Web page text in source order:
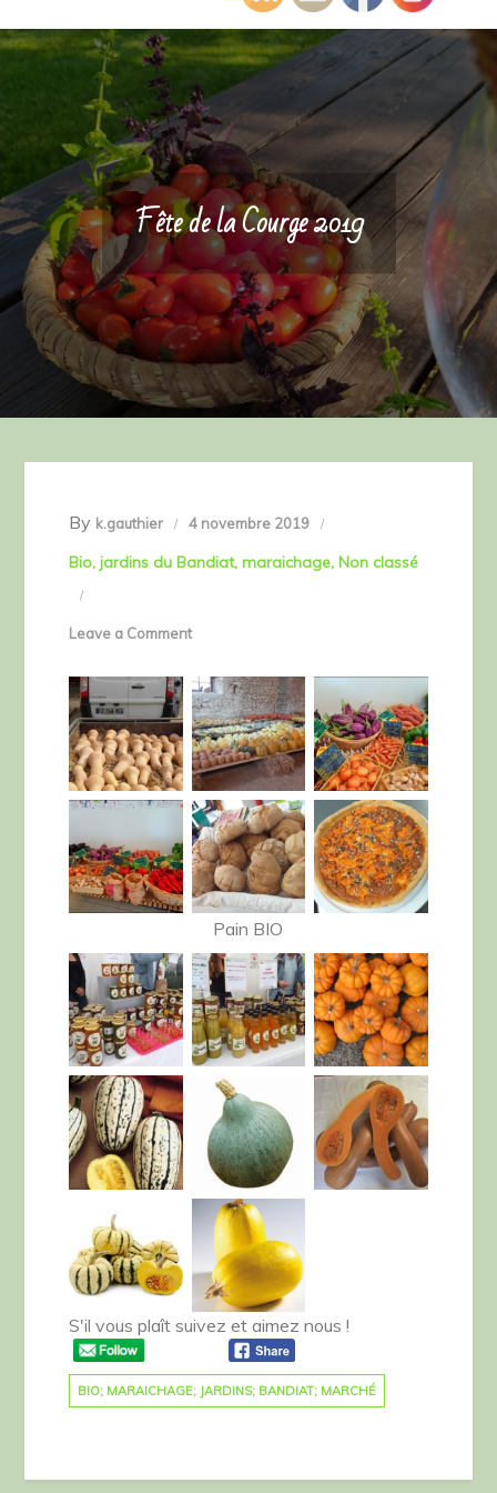
Fête de la Courge 2019
By k.gauthier 4 novembre 2019
Bio jardins du Bandiat maraichage Non classé
Leave a Commenton
de
la
Courge
2019
Pain BIO
S'il vous plaît suivez et aimez nous !
BIO; MARAICHAGE; JARDINS; BANDIAT; MARCHÉ